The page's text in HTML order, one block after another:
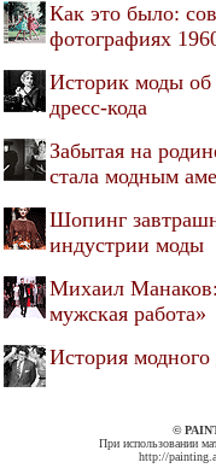
Как это было:
фотографиях
Историк моды об
дресс-кода
Забытая на
стала модным
Шопинг
индустрии моды
Михаил
мужская работа»
История
©
При использовании
http://